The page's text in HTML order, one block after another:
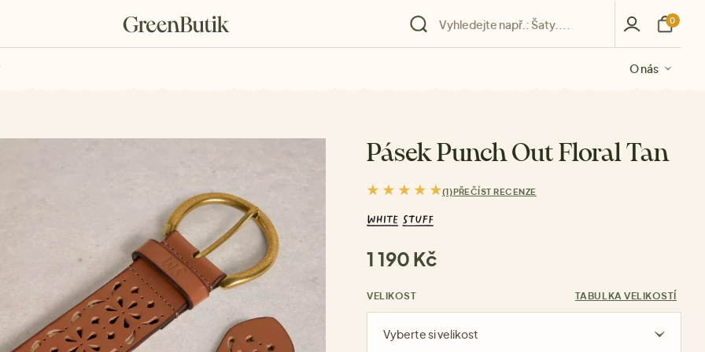
O nás
O nás
O nás
poukazy O nás
O nás
0
Pásek Punch Out Floral Tan
(1)PŘEČÍST RECENZE
1 190 Kč
VELIKOST TABULKA VELIKOSTÍ
Vyberte si velikost